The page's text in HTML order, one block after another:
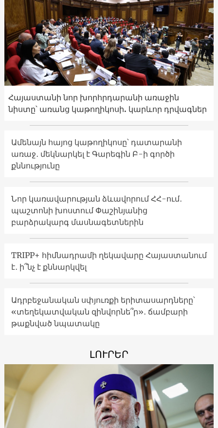
Հայաստանի նոր խորհրդարանի առաջին
նիստը՝ առանց կաթողիկոսի. կարևոր դրվագներ
Ամենայն հայոց կաթողիկոսը՝ դատարանի
առաջ․ մեկնարկել է Գարեգին Բ-ի գործի
քննությունը
Նոր կառավարության ձևավորում ՀՀ-ում․
պաշտոնի խոստում Փաշինյանից
բարձրակարգ մասնագետներին
TRIPP+ հիմնադրամի ղեկավարը Հայաստանում
է․ ի՞նչ է քննարկվել
Ադրբեջանական սփյուռքի երիտասարդները՝
«տեղեկատվական զինվորնե՞ր»․ ճամբարի
թաքնված նպատակը
ԼՈՒՐԵՐ